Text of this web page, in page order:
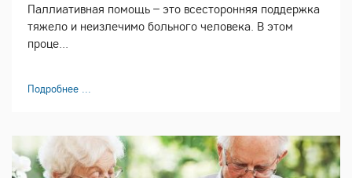
Паллиативная помощь – это всесторонняя поддержка
тяжело и неизлечимо больного человека. В этом
проце...
Подробнее ...